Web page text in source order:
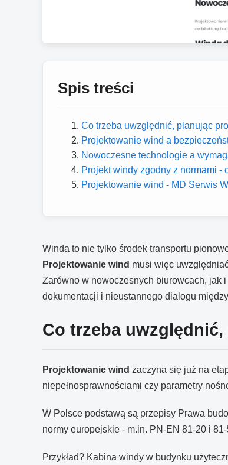
Spis treści
Co trzeba uwzględnić, planując
Projektowanie wind a
Nowoczesne technologie a
Projekt windy zgodny z normami
Projektowanie wind - MD Serwis
Winda to nie tylko środek transportu
Projektowanie wind musi więc
Zarówno w nowoczesnych biurowcach, jak
dokumentacji i nieustannego dialogu
Co trzeba
Projektowanie wind zaczyna się już na
niepełnosprawnościami czy parametry
W Polsce podstawą są przepisy Prawa
normy europejskie - m.in. PN-EN 81-20 i
Przykład? Kabina windy w budynku